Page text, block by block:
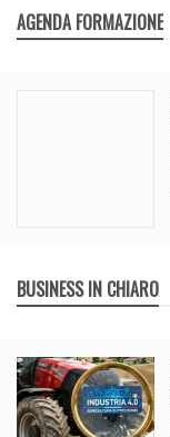
AGENDA FORMAZIONE
BUSINESS IN CHIARO